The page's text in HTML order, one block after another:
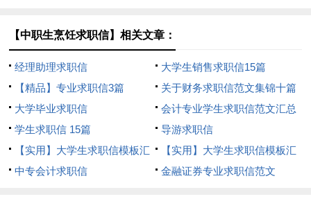
【中职生烹饪求职信】相关文章：
经理助理求职信
大学生销售求职信15篇
【精品】专业求职信3篇
关于财务求职信范文集锦十篇
大学毕业求职信
会计专业学生求职信范文汇总
4篇
学生求职信 15篇
导游求职信
【实用】大学生求职信模板汇
编七篇
【实用】大学生求职信模板汇
编六篇
中专会计求职信 金融证券专业求职信范文